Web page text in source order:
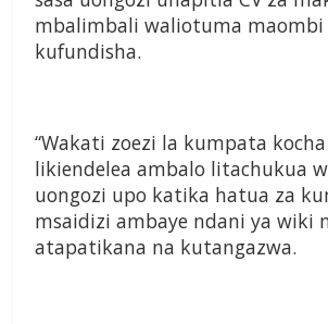
mbalimbali waliotuma maombi
kufundisha.
“Wakati zoezi la kumpata
likiendelea ambalo litachukua
uongozi upo katika hatua za
msaidizi ambaye ndani ya wiki
atapatikana na kutangazwa.